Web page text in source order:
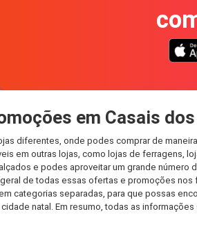
em Casais
diferentes, onde podes comprar de
em outras lojas, como lojas de ferragens,
e podes aproveitar um grande
de todas essas ofertas e promoções
categorias separadas, para que possas
natal. Em resumo, todas as